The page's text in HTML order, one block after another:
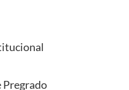
Pregrado